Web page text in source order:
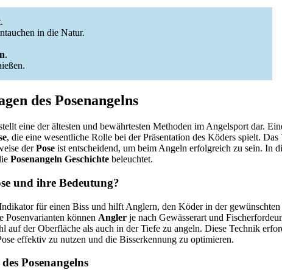
in die Natur.
.
des Posenangelns
eine der ältesten und bewährtesten Methoden im Angelsport dar.
, die eine wesentliche Rolle bei der Präsentation des Köders spielt. Das
derPose ist entscheidend, um beim Angeln erfolgreich zu sein. In
Posenangeln Geschichte beleuchtet.
und ihre Bedeutung?
für einen Biss und hilft Anglern, den Köder in der
Posenvarianten können Angler je nach Gewässerart und
auf der Oberfläche als auch in der Tiefe zu angeln. Diese Technik
effektiv zu nutzen und die Bisserkennung zu optimieren.
Posenangelns